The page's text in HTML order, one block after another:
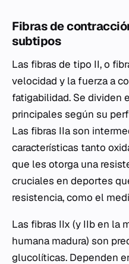
Fibras de
subtipos
Las fibras de tipo II, o
velocidad y la fuerza a
fatigabilidad. Se dividen
principales según su
Las fibras IIa son
características tanto
que les otorga una
cruciales en deportes
resistencia, como el
Las fibras IIx (y IIb en la
humana madura) son
glucolíticas. Dependen